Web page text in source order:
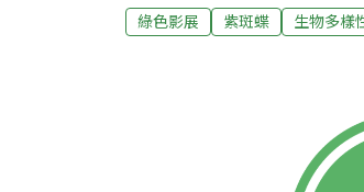
密斯，
人死亡
之間，
反應
和人
在這裡化身紫斑蝶標記志工，
志工們使用無酒精成分黑筆，
生阿密特（Amit Kumar Sah
顧，我們除了想到自己，也
個個的生命。想了解更多世
綠色影展 紫斑蝶 生物多樣